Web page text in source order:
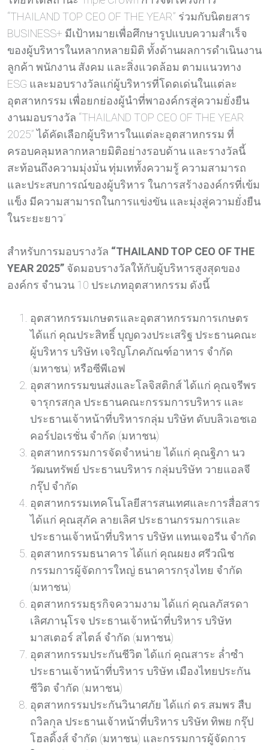
“THAILAND TOP CEO OF THE YEAR” ร่วมกับนิตยสาร
BUSINESS+ มีเป้าหมายเพื่อศึกษารูปแบบความสำเร็จ
ของผู้บริหารในหลากหลายมิติ ทั้งด้านผลการดำเนินงาน
ลูกค้า พนักงาน สังคม และสิ่งแวดล้อม ตามแนวทาง
ESG และมอบรางวัลแก่ผู้บริหารที่โดดเด่นในแต่ละ
อุตสาหกรรม เพื่อยกย่องผู้นำที่พาองค์กรสู่ความยั่งยืน
งานมอบรางวัล “THAILAND TOP CEO OF THE YEAR
2025” ได้คัดเลือกผู้บริหารในแต่ละอุตสาหกรรม ที่
ครอบคลุมหลากหลายมิติอย่างรอบด้าน และรางวัลนี้
สะท้อนถึงความมุ่งมั่น ทุ่มเททั้งความรู้ ความสามารถ
และประสบการณ์ของผู้บริหาร ในการสร้างองค์กรที่เข้ม
แข็ง มีความสามารถในการแข่งขัน และมุ่งสู่ความยั่งยืน
ในระยะยาว”
สำหรับการมอบรางวัล “THAILAND TOP CEO OF THE
YEAR 2025” จัดมอบรางวัลให้กับผู้บริหารสูงสุดของ
องค์กร จำนวน 10 ประเภทอุตสาหกรรม ดังนี้
อุตสาหกรรมเกษตรและอุตสาหกรรมการเกษตร
ได้แก่ คุณประสิทธิ์ บุญดวงประเสริฐ ประธานคณะ
ผู้บริหาร บริษัท เจริญโภคภัณฑ์อาหาร จำกัด
(มหาชน) หรือซีพีเอฟ
อุตสาหกรรมขนส่งและโลจิสติกส์ ได้แก่ คุณจรีพร
จารุกรสกุล ประธานคณะกรรมการบริหาร และ
ประธานเจ้าหน้าที่บริหารกลุ่ม บริษัท ดับบลิวเอชเอ
คอร์ปอเรชั่น จำกัด (มหาชน)
อุตสาหกรรมการจัดจำหน่าย ได้แก่ คุณฐิภา นว
วัฒนทรัพย์ ประธานบริหาร กลุ่มบริษัท วายแอลจี
กรุ๊ป จํากัด
อุตสาหกรรมเทคโนโลยีสารสนเทศและการสื่อสาร
ได้แก่ คุณสุภัค ลายเลิศ ประธานกรรมการและ
ประธานเจ้าหน้าที่บริหาร บริษัท แทนเจอรีน จำกัด
อุตสาหกรรมธนาคาร ได้แก่ คุณผยง ศรีวณิช
กรรมการผู้จัดการใหญ่ ธนาคารกรุงไทย จำกัด
(มหาชน)
อุตสาหกรรมธุรกิจความงาม ได้แก่ คุณลภัสรดา
เลิศภานุโรจ ประธานเจ้าหน้าที่บริหาร บริษัท
มาสเตอร์ สไตล์ จำกัด (มหาชน)
อุตสาหกรรมประกันชีวิต ได้แก่ คุณสาระ ล่ำซำ
ประธานเจ้าหน้าที่บริหาร บริษัท เมืองไทยประกัน
ชีวิต จำกัด (มหาชน)
อุตสาหกรรมประกันวินาศภัย ได้แก่ ดร.สมพร สืบ
ถวิลกุล ประธานเจ้าหน้าที่บริหาร บริษัท ทิพย กรุ๊ป
โฮลดิ้งส์ จำกัด (มหาชน) และกรรมการผู้จัดการ